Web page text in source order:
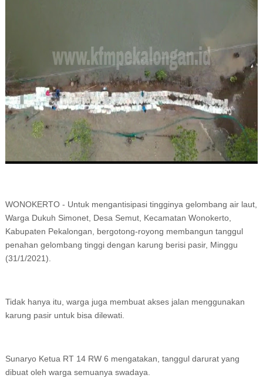
WONOKERTO - Untuk mengantisipasi tingginya gelombang air laut,
Warga Dukuh Simonet, Desa Semut, Kecamatan Wonokerto,
Kabupaten Pekalongan, bergotong-royong membangun tanggul
penahan gelombang tinggi dengan karung berisi pasir, Minggu
(31/1/2021).
Tidak hanya itu, warga juga membuat akses jalan menggunakan
karung pasir untuk bisa dilewati.
Sunaryo Ketua RT 14 RW 6 mengatakan, tanggul darurat yang
dibuat oleh warga semuanya swadaya.